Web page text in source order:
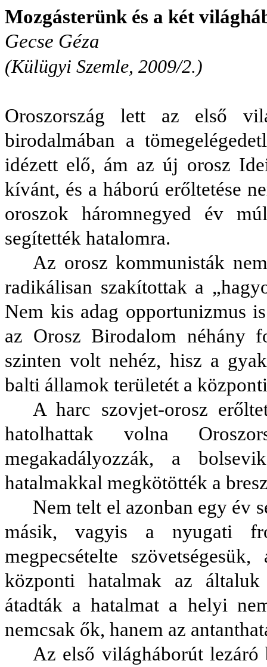
Mozgásterünk és a két
Gecse Géza
(Külügyi Szemle, 2009/2.)
Oroszország lett az első
birodalmában a
idézett elő, ám az új orosz
kívánt, és a háború erőltetése
oroszok háromnegyed év
segítették hatalomra.
Az orosz kommunisták
radikálisan szakítottak a
Nem kis adag opportunizmus
az Orosz Birodalom néhány
szinten volt nehéz, hisz a
balti államok területét a
A harc szovjet-orosz
hatolhattak volna
megakadályozzák, a
hatalmakkal megkötötték a
Nem telt el azonban egy év
másik, vagyis a nyugati
megpecsételte
központi hatalmak az
átadták a hatalmat a helyi
nemcsak ők, hanem az
Az első világháborút lezáró